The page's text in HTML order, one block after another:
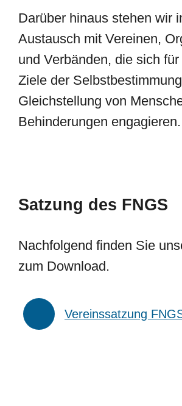
Darüber hinaus stehen wir
Austausch mit Vereinen,
und Verbänden, die sich
Ziele der
Gleichstellung von
Behinderungen engagieren.
Satzung des FNGS
Nachfolgend finden Sie
zum Download.
Vereinssatzung